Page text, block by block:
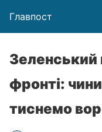
Главпост
Зеленський
фронті:
тиснемо